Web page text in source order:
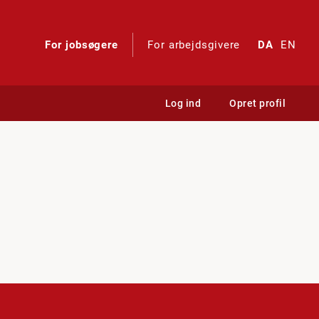
For jobsøgere For arbejdsgivere DA EN
Log ind Opret profil